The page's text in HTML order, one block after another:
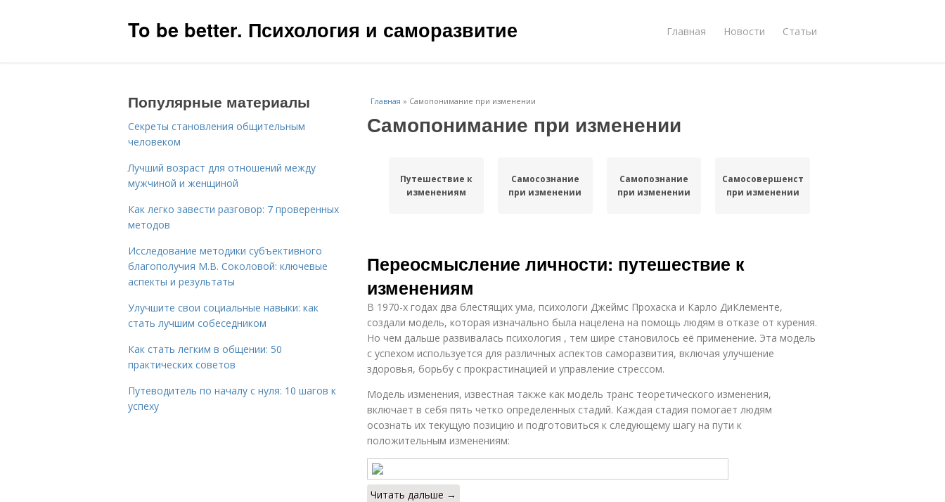
To be better. Психология и саморазвитие Главная Новости Статьи
Главная » Самопонимание при изменении
Самопонимание при изменении
Путешествие к
изменениям
Самосознание
при изменении
Самопознание
при изменении
Самосовершенствование
при изменении
Переосмысление личности: путешествие к
изменениям
В 1970-х годах два блестящих ума, психологи Джеймс Прохаска и Карло ДиКлементе,
создали модель, которая изначально была нацелена на помощь людям в отказе от курения.
Но чем дальше развивалась психология , тем шире становилось её применение. Эта модель
с успехом используется для различных аспектов саморазвития, включая улучшение
здоровья, борьбу с прокрастинацией и управление стрессом.
Модель изменения, известная также как модель транс теоретического изменения,
включает в себя пять четко определенных стадий. Каждая стадия помогает людям
осознать их текущую позицию и подготовиться к следующему шагу на пути к
положительным изменениям:
Читать дальше →
Популярные материалы
Секреты становления общительным
человеком
Лучший возраст для отношений между
мужчиной и женщиной
Как легко завести разговор: 7 проверенных
методов
Исследование методики субъективного
благополучия М.В. Соколовой: ключевые
аспекты и результаты
Улучшите свои социальные навыки: как
стать лучшим собеседником
Как стать легким в общении: 50
практических советов
Путеводитель по началу с нуля: 10 шагов к
успеху